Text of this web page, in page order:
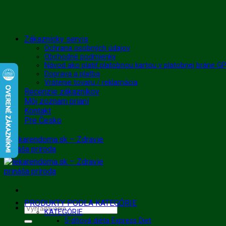
Skip
Zákaznícky servis
Ochrana osobných údajov
Obchodné podmienky
Návod ako platiť platobnou kartou v platobnej bráne
Doprava a platba
Vrátenie tovaru / reklamácia
Recenzie zákazníkov
Môj zoznam prianí
Kontakt
Pre Česko
Hľadať:
PRODUKTY PODĽA KATEGÓRIE
KATEGÓRIE
5-dňová diéta Express Diet